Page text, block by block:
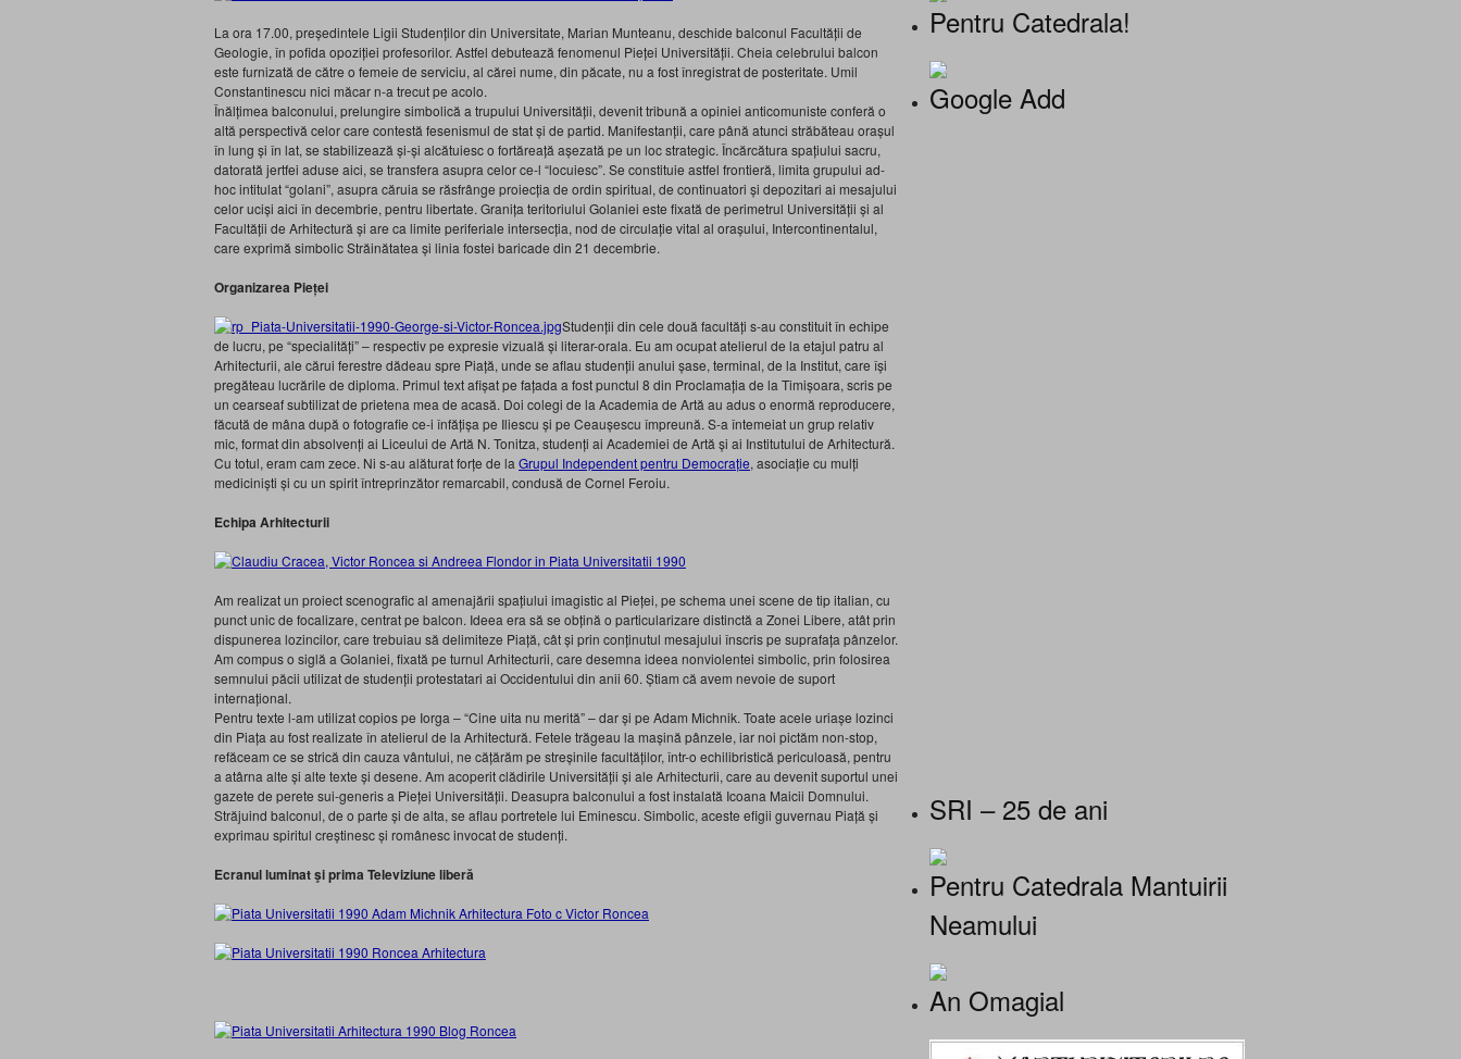
La ora 17.00, președintele Ligii Studenților din Universitate, Marian Munteanu, deschide balconul Facultății de
Geologie, în pofida opoziției profesorilor. Astfel debutează fenomenul Pieței Universității. Cheia celebrului balcon
este furnizată de către o femeie de serviciu, al cărei nume, din păcate, nu a fost înregistrat de posteritate. Umil
Constantinescu nici măcar n-a trecut pe acolo.
Înălțimea balconului, prelungire simbolică a trupului Universității, devenit tribună a opiniei anticomuniste conferă o
altă perspectivă celor care contestă fesenismul de stat și de partid. Manifestanții, care până atunci străbăteau orașul
în lung și în lat, se stabilizează și-și alcătuiesc o fortăreață așezată pe un loc strategic. Încărcătura spațiului sacru,
datorată jertfei aduse aici, se transfera asupra celor ce-l “locuiesc”. Se constituie astfel frontieră, limita grupului ad-
hoc intitulat “golani”, asupra căruia se răsfrânge proiecția de ordin spiritual, de continuatori și depozitari ai mesajului
celor uciși aici în decembrie, pentru libertate. Granița teritoriului Golaniei este fixată de perimetrul Universității și al
Facultății de Arhitectură și are ca limite periferiale intersecția, nod de circulație vital al orașului, Intercontinentalul,
care exprimă simbolic Străinătatea și linia fostei baricade din 21 decembrie.
Organizarea Pieței
Studenții din cele două facultăți s-au constituit în echipe
de lucru, pe “specialități” – respectiv pe expresie vizuală și literar-orala. Eu am ocupat atelierul de la etajul patru al
Arhitecturii, ale cărui ferestre dădeau spre Piață, unde se aflau studenții anului șase, terminal, de la Institut, care își
pregăteau lucrările de diploma. Primul text afișat pe fațada a fost punctul 8 din Proclamația de la Timișoara, scris pe
un cearseaf subtilizat de prietena mea de acasă. Doi colegi de la Academia de Artă au adus o enormă reproducere,
făcută de mâna după o fotografie ce-i înfățișa pe Iliescu și pe Ceaușescu împreună. S-a întemeiat un grup relativ
mic, format din absolvenți ai Liceului de Artă N. Tonitza, studenți ai Academiei de Artă și ai Institutului de Arhitectură.
Cu totul, eram cam zece. Ni s-au alăturat forțe de la Grupul Independent pentru Democrație, asociație cu mulți
mediciniști și cu un spirit întreprinzător remarcabil, condusă de Cornel Feroiu.
Echipa Arhitecturii
Am realizat un proiect scenografic al amenajării spațiului imagistic al Pieței, pe schema unei scene de tip italian, cu
punct unic de focalizare, centrat pe balcon. Ideea era să se obțină o particularizare distinctă a Zonei Libere, atât prin
dispunerea lozincilor, care trebuiau să delimiteze Piață, cât și prin conținutul mesajului înscris pe suprafața pânzelor.
Am compus o siglă a Golaniei, fixată pe turnul Arhitecturii, care desemna ideea nonviolentei simbolic, prin folosirea
semnului păcii utilizat de studenții protestatari ai Occidentului din anii 60. Știam că avem nevoie de suport
internațional.
Pentru texte l-am utilizat copios pe Iorga – “Cine uita nu merită” – dar și pe Adam Michnik. Toate acele uriașe lozinci
din Piața au fost realizate în atelierul de la Arhitectură. Fetele trăgeau la mașină pânzele, iar noi pictăm non-stop,
refăceam ce se strică din cauza vântului, ne cățărăm pe streșinile facultăților, într-o echilibristică periculoasă, pentru
a atârna alte și alte texte și desene. Am acoperit clădirile Universității și ale Arhitecturii, care au devenit suportul unei
gazete de perete sui-generis a Pieței Universității. Deasupra balconului a fost instalată Icoana Maicii Domnului.
Străjuind balconul, de o parte și de alta, se aflau portretele lui Eminescu. Simbolic, aceste efigii guvernau Piață și
exprimau spiritul creștinesc și românesc invocat de studenți.
Ecranul luminatşi prima Televiziune liberă
Pentru Catedrala!
Google Add
SRI – 25 de ani
Pentru Catedrala Mantuirii
Neamului
An Omagial